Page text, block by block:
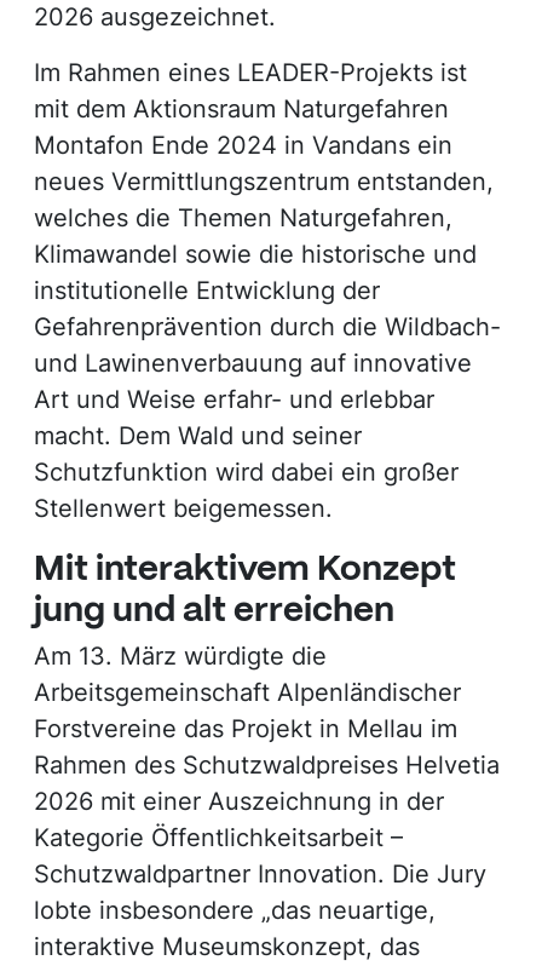
2026 ausgezeichnet.
Im Rahmen eines LEADER-Projekts ist
mit dem Aktionsraum Naturgefahren
Montafon Ende 2024 in Vandans ein
neues Vermittlungszentrum entstanden,
welches die Themen Naturgefahren,
Klimawandel sowie die historische und
institutionelle Entwicklung der
Gefahrenprävention durch die Wildbach-
und Lawinenverbauung auf innovative
Art und Weise erfahr- und erlebbar
macht. Dem Wald und seiner
Schutzfunktion wird dabei ein großer
Stellenwert beigemessen.
Mit interaktivem Konzept
jung und alt erreichen
Am 13. März würdigte die
Arbeitsgemeinschaft Alpenländischer
Forstvereine das Projekt in Mellau im
Rahmen des Schutzwaldpreises Helvetia
2026 mit einer Auszeichnung in der
Kategorie Öffentlichkeitsarbeit –
Schutzwaldpartner Innovation. Die Jury
lobte insbesondere „das neuartige,
interaktive Museumskonzept, das